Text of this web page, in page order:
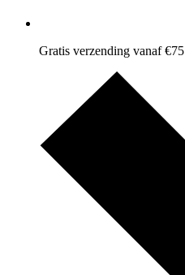
Gratis verzending vanaf €75